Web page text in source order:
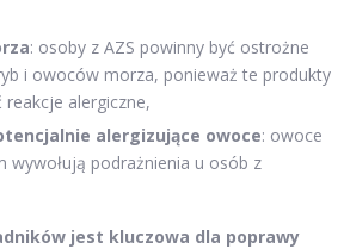
: osoby z AZS powinny być ostrożne
i owoców morza, ponieważ te produkty
reakcje alergiczne,
alergizujące owoce: owoce
wywołują podrażnienia u osób z
jest kluczowa dla poprawy